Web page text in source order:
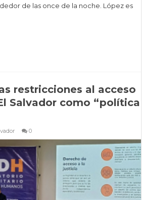
de las once de la noche. López es
restricciones al acceso
Salvador como “política
0